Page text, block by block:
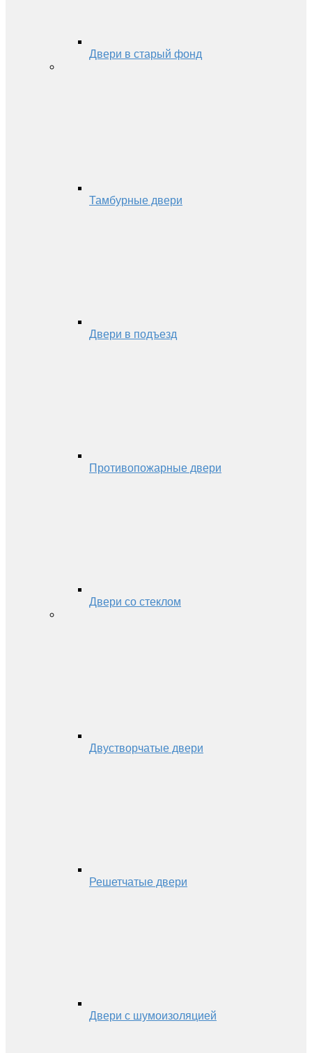
Двери в старый фонд
Тамбурные двери
Двери в подъезд
Противопожарные двери
Двери со стеклом
Двустворчатые двери
Решетчатые двери
Двери с шумоизоляцией